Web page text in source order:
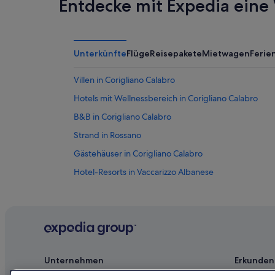
Entdecke mit Expedia
UnterkünfteFlügeReisepaketeMietwagen
Villen in Corigliano Calabro
Hotels mit Wellnessbereich in Corigliano Calabro
B&B in Corigliano Calabro
Strand in Rossano
Gästehäuser in Corigliano Calabro
Hotel-Resorts in Vaccarizzo Albanese
Private Ferienhäuser in Corigliano Calabro
Campingplätze in Marina di Schiavonea
Unternehmen Erkunden